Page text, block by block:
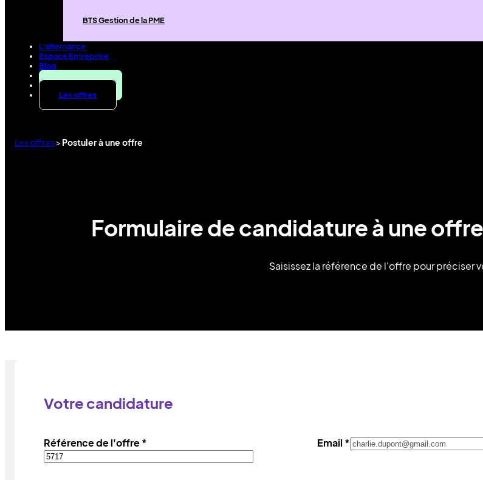
BTS Gestion de la PME
L'alternance
Espace Entreprise
Blog
Contact
Les offres
Les offres> Postuler à une offre
Formulaire de candidature à une
Saisissez la référence de l'offre pour préciser
Votre candidature
Référence de l'offre * Email *